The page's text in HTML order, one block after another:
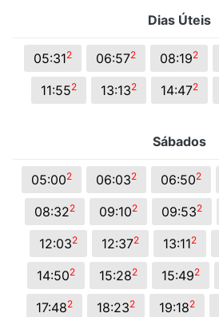
Dias Úteis
05:312 06:572 08:192
11:552 13:132 14:472
Sábados
05:002 06:032 06:502
08:322 09:102 09:532
12:032 12:372 13:112
14:502 15:282 15:492
17:482 18:232 19:182